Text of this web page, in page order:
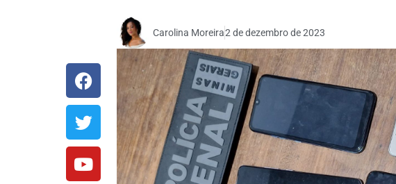
Carolina Moreira2 de dezembro de 2023